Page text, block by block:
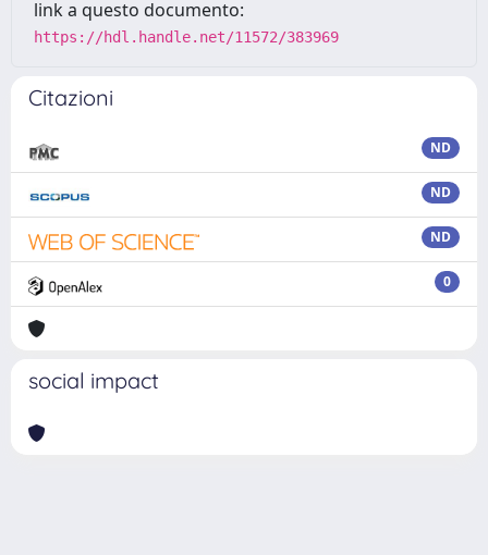
link a questo documento:
https://hdl.handle.net/11572/383969
Citazioni
ND
ND
ND
0
social impact